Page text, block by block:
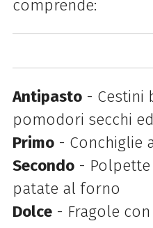
comprende:
Antipasto- Cestini
pomodori secchi
Primo- Conchiglie
Secondo- Polpette
patate al forno
Dolce- Fragole con